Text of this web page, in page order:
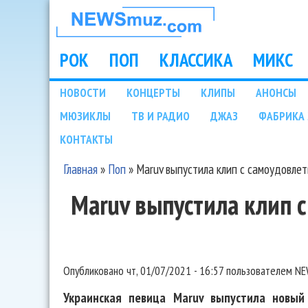
НОВОСТИ
МУЗЫКИ И
ШОУ БИЗНЕСА
NEWSMUZ.COM
Main menu
РОК ПОП КЛАССИКА МИКС
Подразделы
НОВОСТИ КОНЦЕРТЫ КЛИПЫ
АНОНСЫ
МЮЗИКЛЫ
ТВ И РАДИО ДЖАЗ
ФАБРИКА
КОНТАКТЫ
Главная» Поп» Maruv выпустила клип с
Maruv выпустила клип
Опубликовано чт, 01/07/2021 - 16:57пользователем
Украинская певица Maruv выпустила